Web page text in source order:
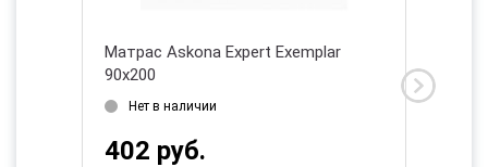
Матрас Askona Expert Exemplar
90х200
Нет в наличии
402 руб.
180х200